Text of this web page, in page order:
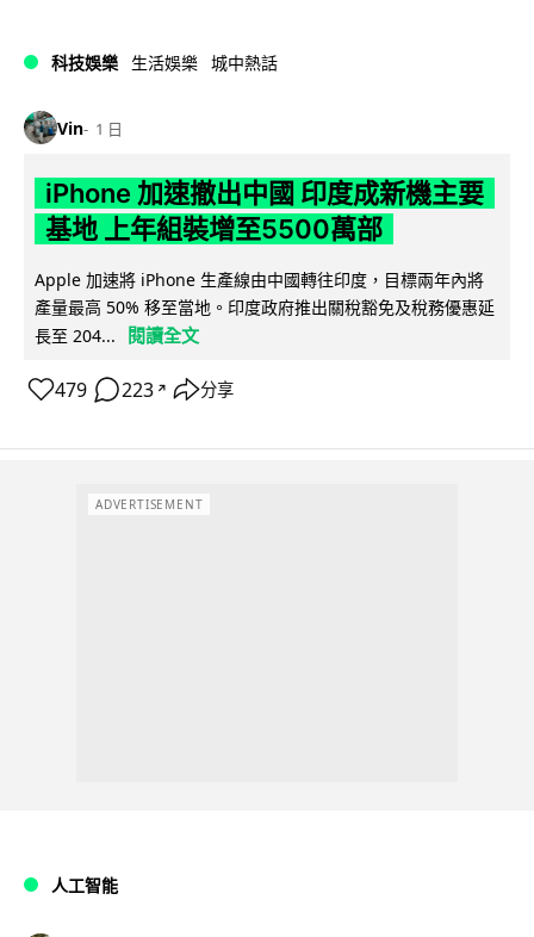
科技娛樂 生活娛樂 城中熱話
Vin 1 日
iPhone 加速撤出中國 印度成新機主要
基地 上年組裝增至5500萬部
Apple 加速將 iPhone 生產線由中國轉往印度，目標兩年內將
產量最高 50% 移至當地。印度政府推出關稅豁免及稅務優惠延
長至 204...
閱讀全文
479 223 ↗ 分享
ADVERTISEMENT
人工智能